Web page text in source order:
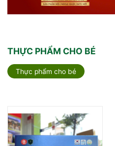
THỰC PHẨM CHO BÉ
Thực phẩm cho bé